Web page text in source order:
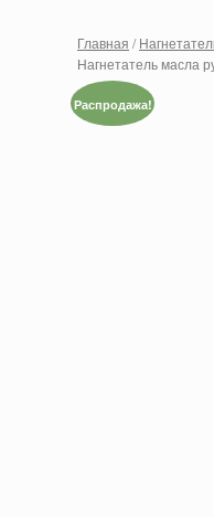
Главная /
Нагнетатель масла
Распродажа!